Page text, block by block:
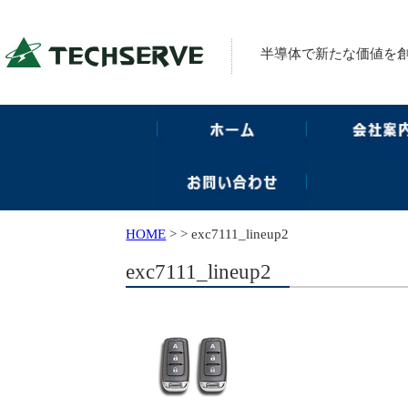
半導体で新たな価値を
HOME >>exc7111_lineup2
exc7111_lineup2